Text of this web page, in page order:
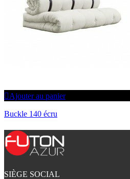
Ajouter au panier
Buckle 140 écru
SIÈGE SOCIAL